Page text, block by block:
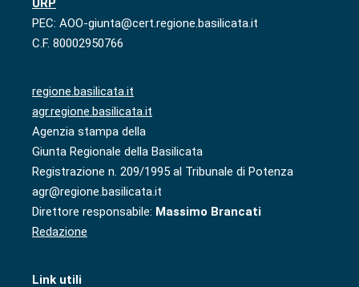
URP
PEC: AOO-giunta@cert.regione.basilicata.it
C.F. 80002950766
regione.basilicata.it
agr.regione.basilicata.it
Agenzia stampa della
Giunta Regionale della Basilicata
Registrazione n. 209/1995 al Tribunale di Potenza
agr@regione.basilicata.it
Direttore responsabile: Massimo Brancati
Redazione
Link utili